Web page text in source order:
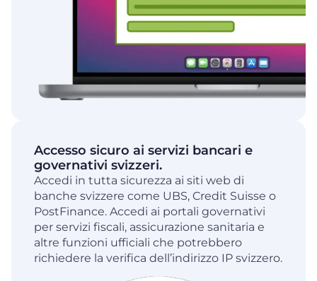
Accesso sicuro ai servizi bancari e
governativi svizzeri.
Accedi in tutta sicurezza ai siti web di
banche svizzere come UBS, Credit Suisse o
PostFinance. Accedi ai portali governativi
per servizi fiscali, assicurazione sanitaria e
altre funzioni ufficiali che potrebbero
richiedere la verifica dell’indirizzo IP svizzero.